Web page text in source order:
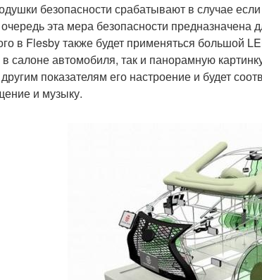
безопасности срабатывают в случае
эта мера безопасности предназначена
в Flesby также будет применяться большой
салоне автомобиля, так и панорамную
показателям его настроение и будет
и музыку.